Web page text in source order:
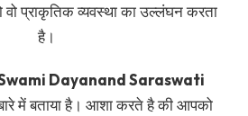
प्राकृतिक व्यवस्था का उल्लंघन करता
है।
Dayanand Saraswati
में बताया है। आशा करते है की आपको